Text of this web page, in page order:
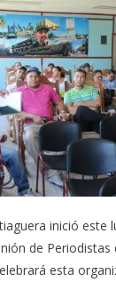
inició este
de Periodistas
esta